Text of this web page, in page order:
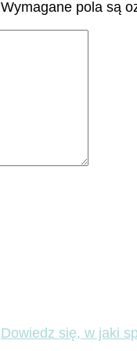
Wymagane pola są
Dowiedz się, w jaki